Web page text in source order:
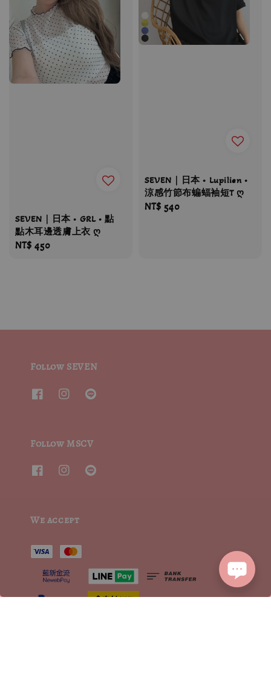
SEVEN｜日本 • GRL • 點
點木耳邊透膚上衣 ღ
Regular
NT$ 450
SEVEN｜日本 • Lupilien •
涼感竹節布蝙蝠袖短T ღ
Regular
NT$ 540
Follow SEVEN
Follow MSCV
We accept